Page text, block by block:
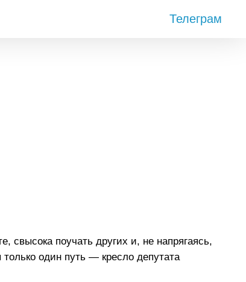
Телеграм
свысока поучать других и, не напрягаясь,
только один путь — кресло депутата